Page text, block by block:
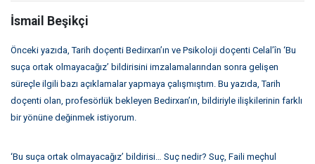
İsmail Beşikçi
Önceki yazıda, Tarih doçenti Bedirxan’ın ve Psikoloji doçenti Celal’în ‘Bu
suça ortak olmayacağız’ bildirisini imzalamalarından sonra gelişen
süreçle ilgili bazı açıklamalar yapmaya çalışmıştım. Bu yazıda, Tarih
doçenti olan, profesörlük bekleyen Bedirxan’ın, bildiriyle ilişkilerinin farklı
bir yönüne değinmek istiyorum.
‘Bu suça ortak olmayacağız’ bildirisi… Suç nedir? Suç, Faili meçhul